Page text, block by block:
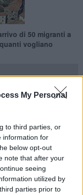
My Personal
to third parties, or
information for
below opt-out
note that after your
seeing
utilized by
parties prior to
di 50 migranti a
vogliano
se interessati
o anche in
diffusa della
stati accolti in
scoppiare un vero e
abbiano espresso tutte